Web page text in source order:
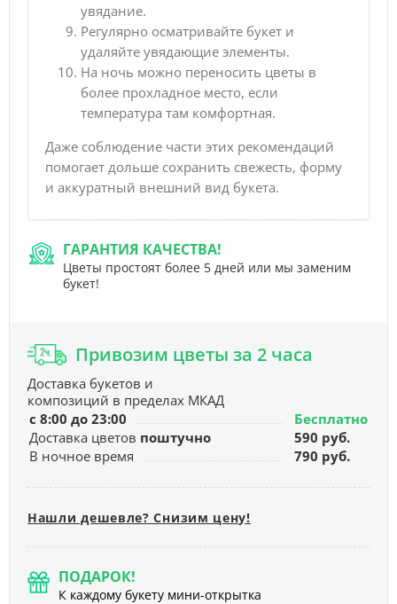
увядание.
Регулярно осматривайте букет и
удаляйте увядающие элементы.
На ночь можно переносить цветы в
более прохладное место, если
температура там комфортная.
Даже соблюдение части этих рекомендаций
помогает дольше сохранить свежесть, форму
и аккуратный внешний вид букета.
ГАРАНТИЯ КАЧЕСТВА!
Цветы простоят более 5 дней или мы заменим
букет!
Привозим цветы за 2 часа
Доставка букетов и
композиций в пределах МКАД
с 8:00 до 23:00
Бесплатно
Доставка цветов поштучно
590 руб.
В ночное время
790 руб.
Нашли дешевле? Снизим цену!
ПОДАРОК!
К каждому букету мини-открытка